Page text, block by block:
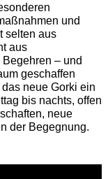
und
selten aus
aus
– und
geschaffen
neue Gorki ein
bis nachts, offen
neue
der Begegnung.